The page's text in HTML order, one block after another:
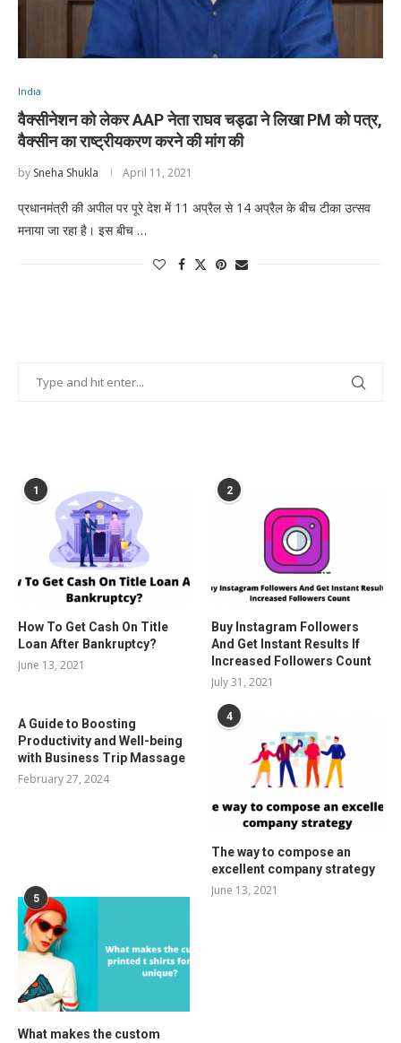
India
वैक्सीनेशन को लेकर AAP नेता राघव चड्ढा ने लिखा PM को पत्र,
वैक्सीन का राष्ट्रीयकरण करने की मांग की
by Sneha Shukla April 11, 2021
प्रधानमंत्री की अपील पर पूरे देश में 11 अप्रैल से 14 अप्रैल के बीच टीका उत्सव
मनाया जा रहा है। इस बीच …
1
How To Get Cash On Title
Loan After Bankruptcy?
June 13, 2021
2
Buy Instagram Followers
And Get Instant Results If
Increased Followers Count
July 31, 2021
A Guide to Boosting
Productivity and Well-being
with Business Trip Massage
February 27, 2024
4
The way to compose an
excellent company strategy
June 13, 2021
5
What makes the custom